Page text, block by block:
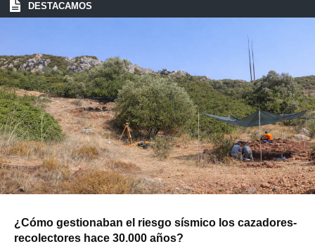
DESTACAMOS
¿Cómo gestionaban el riesgo sísmico los cazadores-
recolectores hace 30.000 años?